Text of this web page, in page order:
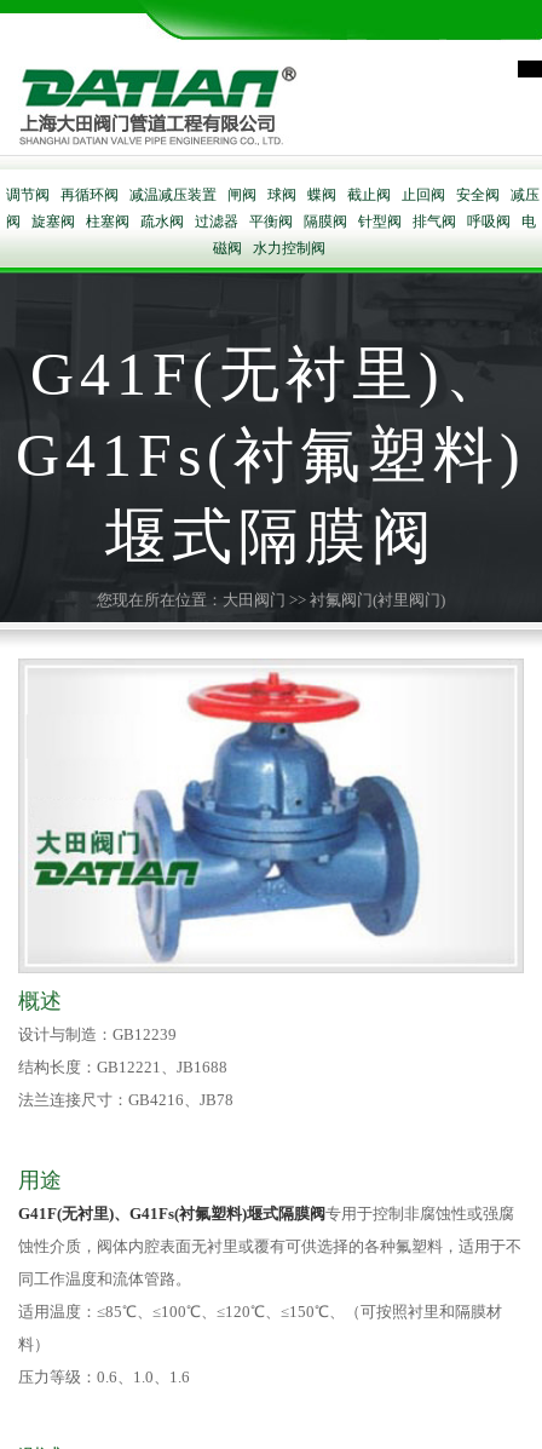
调节阀 再循环阀 减温减压装置 闸阀 球阀 蝶阀 截止阀 止回阀 安全阀
减压
阀
旋塞阀 柱塞阀 疏水阀 过滤器 平衡阀 隔膜阀 针型阀 排气阀 呼吸阀
电
磁阀
水力控制阀
G41F(无衬里)、
G41Fs(衬氟塑料)
堰式隔膜阀
您现在所在位置： 大田阀门 >> 衬氟阀门(衬里阀门)
概述
设计与制造：GB12239
结构长度：GB12221、JB1688
法兰连接尺寸：GB4216、JB78
用途
G41F(无衬里)、G41Fs(衬氟塑料)堰式隔膜阀专用于控制非腐蚀性或强腐
蚀性介质，阀体内腔表面无衬里或覆有可供选择的各种氟塑料，适用于不
同工作温度和流体管路。
适用温度：≤85℃、≤100℃、≤120℃、≤150℃、（可按照衬里和隔膜材
料）
压力等级：0.6、1.0、1.6